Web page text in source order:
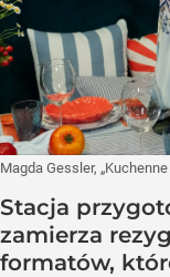
Magda Gessler,
Stacja
zamierza
formatów,